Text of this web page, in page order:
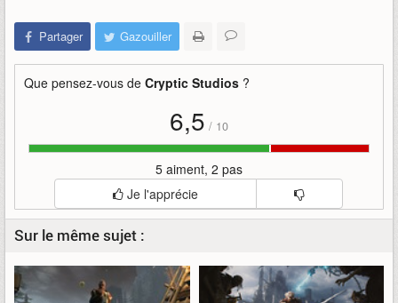
Partager Gazouiller
Que pensez-vous de Cryptic Studios ?
6,5 / 10
5 aiment, 2 pas
Je l'apprécie
Sur le même sujet :